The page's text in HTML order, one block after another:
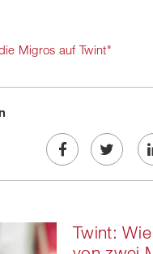
Migros auf Twint"
Share
Facebook
Twe
on
Twint: